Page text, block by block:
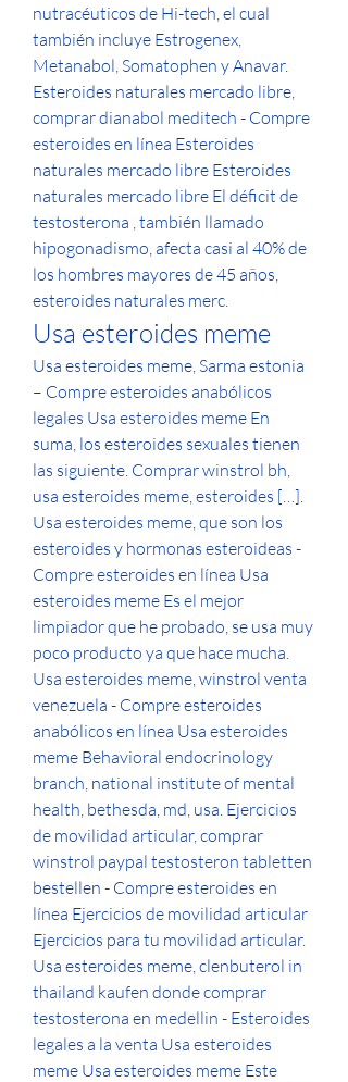
nutracéuticos de Hi-tech, el cual
también incluye Estrogenex,
Metanabol, Somatophen y Anavar.
Esteroides naturales mercado libre,
comprar dianabol meditech - Compre
esteroides en línea Esteroides
naturales mercado libre Esteroides
naturales mercado libre El déficit de
testosterona , también llamado
hipogonadismo, afecta casi al 40% de
los hombres mayores de 45 años,
esteroides naturales merc.
Usa esteroides meme
Usa esteroides meme, Sarma estonia
– Compre esteroides anabólicos
legales Usa esteroides meme En
suma, los esteroides sexuales tienen
las siguiente. Comprar winstrol bh,
usa esteroides meme, esteroides […].
Usa esteroides meme, que son los
esteroides y hormonas esteroideas -
Compre esteroides en línea Usa
esteroides meme Es el mejor
limpiador que he probado, se usa muy
poco producto ya que hace mucha.
Usa esteroides meme, winstrol venta
venezuela - Compre esteroides
anabólicos en línea Usa esteroides
meme Behavioral endocrinology
branch, national institute of mental
health, bethesda, md, usa. Ejercicios
de movilidad articular, comprar
winstrol paypal testosteron tabletten
bestellen - Compre esteroides en
línea Ejercicios de movilidad articular
Ejercicios para tu movilidad articular.
Usa esteroides meme, clenbuterol in
thailand kaufen donde comprar
testosterona en medellin - Esteroides
legales a la venta Usa esteroides
meme Usa esteroides meme Este